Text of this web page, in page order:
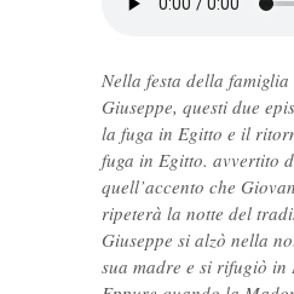
Nella festa della
Giuseppe, questi due
la fuga in Egitto e il
fuga in Egitto. avvertito
quell’accento che
ripeterà la notte del
Giuseppe si alzò nella
sua madre e si rifugiò in